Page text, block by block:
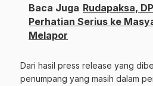
Baca Juga Rudapaksa,
Perhatian Serius ke
Melapor
Dari hasil press release yang
penumpang yang masih dalam